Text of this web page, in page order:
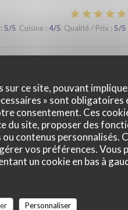
ce site, pouvant
» sont
consentement. Ces
du site, proposer des
contenus personnalisés.
vos préférences. Vous
un cookie en bas à
Personnaliser
5/5 Cuisine: 4/5 Qualité / Prix : 5/5
carbonade, flamiche au
Cuisine /5 Qualité / Prix : /5